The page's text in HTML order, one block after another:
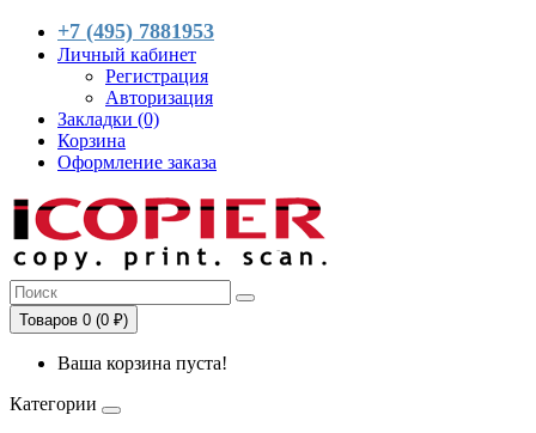
+7 (495) 7881953
Личный кабинет
Регистрация
Авторизация
Закладки (0)
Корзина
Оформление заказа
Товаров 0 (0 ₽)
Ваша корзина пуста!
Категории